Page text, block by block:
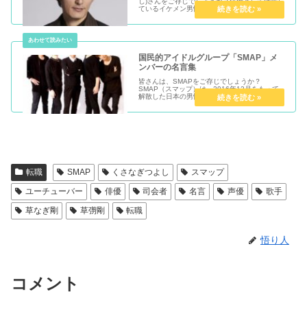
ているイケメン男性です。そこで、このイケメ
ンのプロフィールとかっこいいInstagram画像
をご紹介します。プロフィール草彅 剛（くさな
国民的アイドルグループ「SMAP」メ
ンバーの名言集
皆さんは、SMAPをご存じでしょうか？
SMAP（スマップ）は、2016年12月をもって
解散した日本の男性アイドルグループです。そ
こで今回は、元SMAPメンバーの名言をご紹介
します。「仕事を辞めたい」「転職したい」
転職 SMAP くさなぎつよし
スマップ
ユーチューバー
俳優 司会者 名言 声優
歌手
草なぎ剛
草彅剛 転職
悟り人
コメント